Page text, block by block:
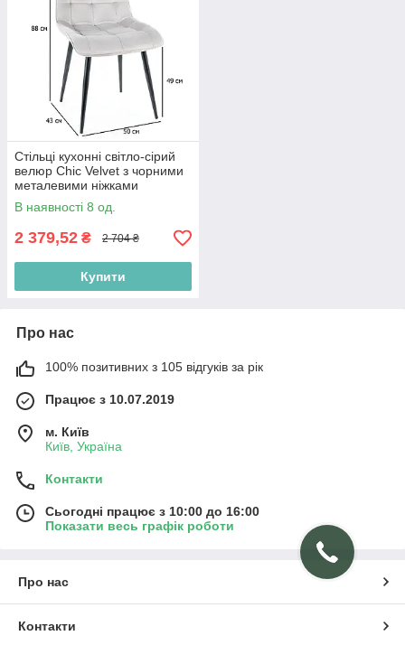
Стільці кухонні світло-сірий
велюр Chic Velvet з чорними
металевими ніжками
В наявності 8 од.
2 379,52 ₴ 2 704 ₴
Купити
Про нас
100% позитивних з 105 відгуків за рік
Працює з 10.07.2019
м. Київ
Київ, Україна
Контакти
Сьогодні працює з 10:00 до 16:00
Показати весь графік роботи
Про нас
Контакти